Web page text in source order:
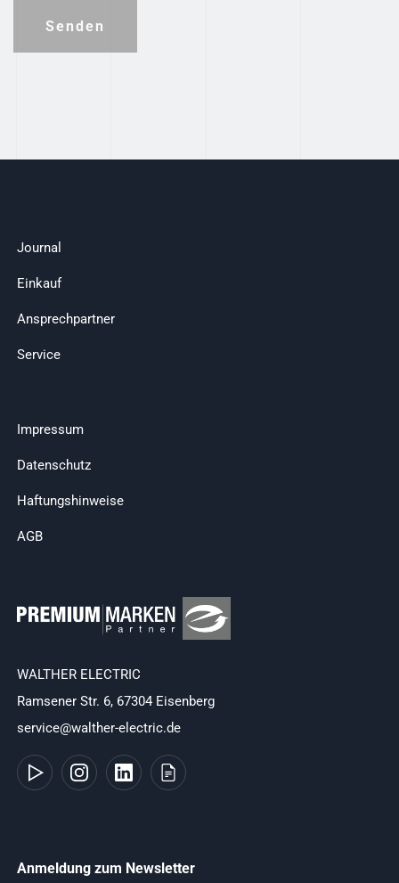
Senden
Journal
Einkauf
Ansprechpartner
Service
Impressum
Datenschutz
Haftungshinweise
AGB
WALTHER ELECTRIC
Ramsener Str. 6, 67304 Eisenberg
service@walther-electric.de
Anmeldung zum Newsletter